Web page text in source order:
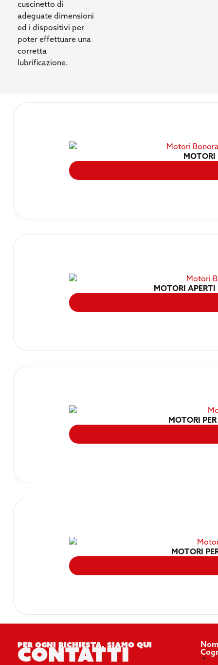
cuscinetto di
adeguate dimensioni
ed i dispositivi per
poter effettuare una
corretta
lubrificazione.
MOTORI
MOTORI
MOTORI
MOTORI
Per ogni richiesta, siamo qui
contatti